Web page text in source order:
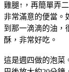
雞腿↑，再簡單弄
非常滿意的便當。
到那一滴滴的油，
酥，非常好吃。
這是週四做的泡菜